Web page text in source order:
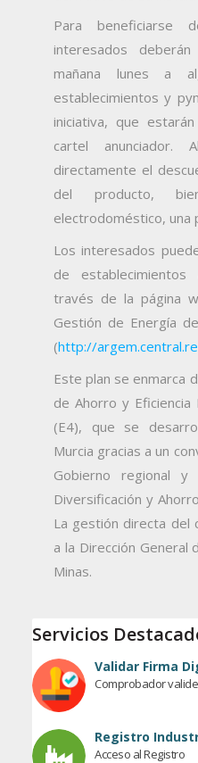
Para beneficiarse
interesados
mañana lunes a
establecimientos y
iniciativa, que
cartel anunciador.
directamente el
del producto,
electrodoméstico, una
Los interesados
de
través de la página
Gestión de Energía
(http://
Este plan se enmarca
de Ahorro y Eficiencia
(E4), que se
Murcia gracias a un
Gobierno regional
Diversificación y
La gestión directa del
a la Dirección General
Minas.
Servicios
Validar Firma
Comprobador
Registro
Acceso al Registro